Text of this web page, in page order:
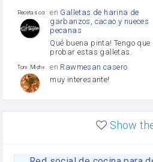
Recetas con sazon
en Galletas de harina de
garbanzos, cacao y nueces
pecanas
Qué buena pinta! Tengo que
probar estas galletas.
Toni Michel Caubet
en Rawmesan casero
muy interesante!
enLasaña casera fácil y
Show